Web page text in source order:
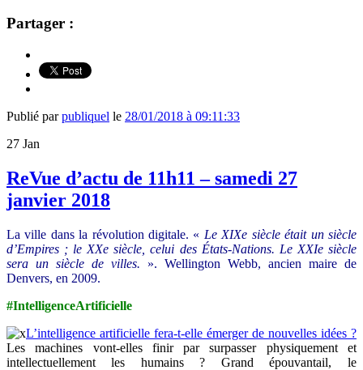
Partager :
Publié parpubliquel le 28/01/2018 à 09:11:33
27 Jan
ReVue d’actu de 11h11 – samedi 27
janvier 2018
La ville dans la révolution digitale. « Le XIXe siècle était un siècle
d’Empires ; le XXe siècle, celui des États-Nations. Le XXIe siècle
sera un siècle de villes. ». Wellington Webb, ancien maire de
Denvers, en 2009.
#IntelligenceArtificielle
L’intelligence artificielle fera-t-elle émerger de nouvelles idées ?
Les machines vont-elles finir par surpasser physiquement et
intellectuellement les humains ? Grand épouvantail, le